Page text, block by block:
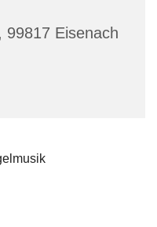
Eisenach